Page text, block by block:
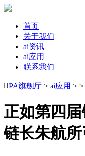
首页
关于我们
ai资讯
ai应用
联系我们
PA旗舰厅 > ai应用 >
正如第四
链长朱航